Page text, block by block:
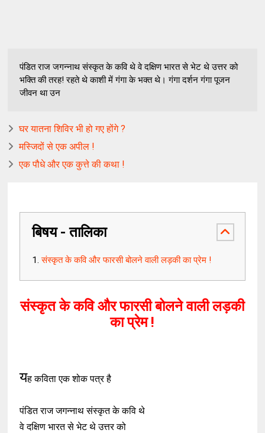
पंडित राज जगन्नाथ संस्कृत के कवि थे वे दक्षिण भारत से भेट थे उत्तर को
भक्ति की तरह! रहते थे काशी में गंगा के भक्त थे। गंगा दर्शन गंगा पूजन
जीवन था उन
घर यातना शिविर भी हो गए होंगे ?
मस्जिदों से एक अपील !
एक पौधे और एक कुत्ते की कथा !
बिषय - तालिका
संस्कृत के कवि और फारसी बोलने वाली लड़की का प्रेम !
संस्कृत के कवि और फारसी बोलने वाली लड़की
का प्रेम !
यह कविता एक शोक पत्र है
पंडित राज जगन्नाथ संस्कृत के कवि थे
वे दक्षिण भारत से भेट थे उत्तर को